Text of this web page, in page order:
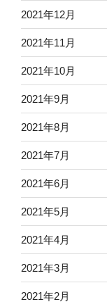
2021年12月
2021年11月
2021年10月
2021年9月
2021年8月
2021年7月
2021年6月
2021年5月
2021年4月
2021年3月
2021年2月